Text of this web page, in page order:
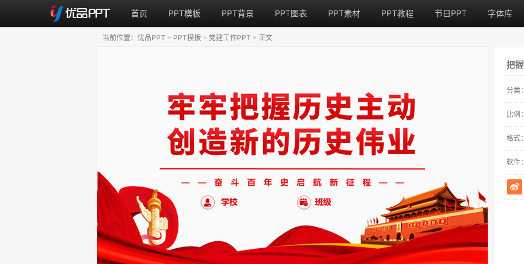
首页 PPT模板 PPT背景 PPT图表 PPT素材 PPT教程 节日PPT 字体库
把
分类
比例
格式
软件
当前位置： 优品PPT > PPT模板 > 党建工作PPT > 正文